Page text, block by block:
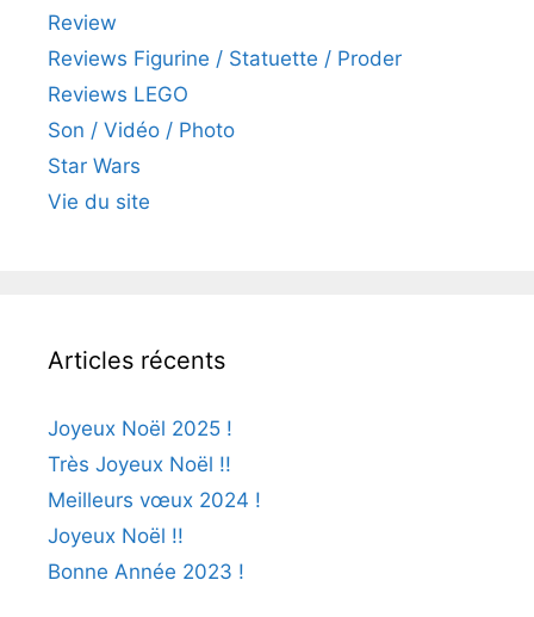
Review
Reviews Figurine / Statuette / Proder
Reviews LEGO
Son / Vidéo / Photo
Star Wars
Vie du site
Articles récents
Joyeux Noël 2025 !
Très Joyeux Noël !!
Meilleurs vœux 2024 !
Joyeux Noël !!
Bonne Année 2023 !